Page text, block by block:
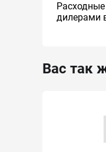
дилерами
Вас так